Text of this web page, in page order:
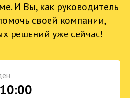
И Вы, как руководитель
своей компании,
решений уже сейчас!